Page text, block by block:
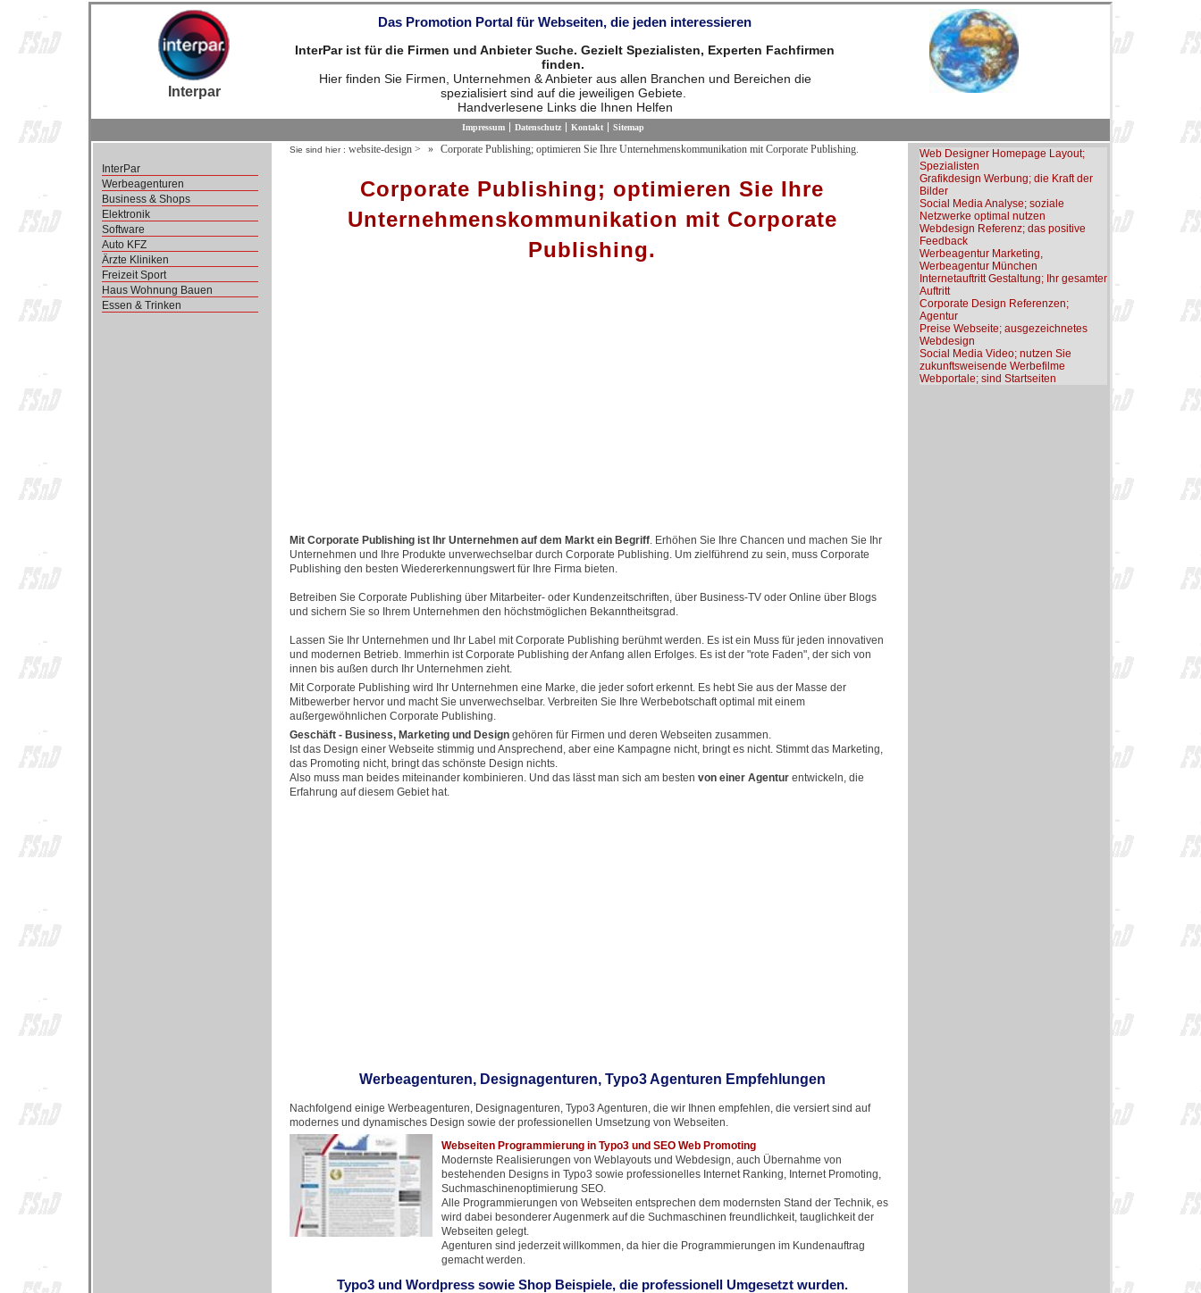
Interpar
Das Promotion Portal für Webseiten, die jeden interessieren
InterPar ist für die Firmen und Anbieter Suche. Gezielt Spezialisten, Experten Fachfirmen
finden.
Hier finden Sie Firmen, Unternehmen & Anbieter aus allen Branchen und Bereichen die
spezialisiert sind auf die jeweiligen Gebiete.
Handverlesene Links die Ihnen Helfen
Impressum Datenschutz Kontakt Sitemap
InterPar
Werbeagenturen
Business & Shops
Elektronik
Software
Auto KFZ
Ärzte Kliniken
Freizeit Sport
Haus Wohnung Bauen
Essen & Trinken
Sie sind hier : website-design > Corporate Publishing; optimieren Sie Ihre Unternehmenskommunikation mit Corporate Publishing.
Corporate Publishing; optimieren Sie Ihre
Unternehmenskommunikation mit Corporate
Publishing.
Mit Corporate Publishing ist Ihr Unternehmen auf dem Markt ein Begriff. Erhöhen Sie Ihre Chancen und machen Sie Ihr
Unternehmen und Ihre Produkte unverwechselbar durch Corporate Publishing. Um zielführend zu sein, muss Corporate
Publishing den besten Wiedererkennungswert für Ihre Firma bieten.
Betreiben Sie Corporate Publishing über Mitarbeiter- oder Kundenzeitschriften, über Business-TV oder Online über Blogs
und sichern Sie so Ihrem Unternehmen den höchstmöglichen Bekanntheitsgrad.
Lassen Sie Ihr Unternehmen und Ihr Label mit Corporate Publishing berühmt werden. Es ist ein Muss für jeden innovativen
und modernen Betrieb. Immerhin ist Corporate Publishing der Anfang allen Erfolges. Es ist der "rote Faden", der sich von
innen bis außen durch Ihr Unternehmen zieht.
Mit Corporate Publishing wird Ihr Unternehmen eine Marke, die jeder sofort erkennt. Es hebt Sie aus der Masse der
Mitbewerber hervor und macht Sie unverwechselbar. Verbreiten Sie Ihre Werbebotschaft optimal mit einem
außergewöhnlichen Corporate Publishing.
Geschäft - Business, Marketing und Design gehören für Firmen und deren Webseiten zusammen.
Ist das Design einer Webseite stimmig und Ansprechend, aber eine Kampagne nicht, bringt es nicht. Stimmt das Marketing,
das Promoting nicht, bringt das schönste Design nichts.
Also muss man beides miteinander kombinieren. Und das lässt man sich am besten von einer Agentur entwickeln, die
Erfahrung auf diesem Gebiet hat.
Werbeagenturen, Designagenturen, Typo3 Agenturen Empfehlungen
Nachfolgend einige Werbeagenturen, Designagenturen, Typo3 Agenturen, die wir Ihnen empfehlen, die versiert sind auf
modernes und dynamisches Design sowie der professionellen Umsetzung von Webseiten.
Webseiten Programmierung in Typo3 und SEO Web Promoting
Modernste Realisierungen von Weblayouts und Webdesign, auch Übernahme von
bestehenden Designs in Typo3 sowie professionelles Internet Ranking, Internet Promoting,
Suchmaschinenoptimierung SEO.
Alle Programmierungen von Webseiten entsprechen dem modernsten Stand der Technik, es
wird dabei besonderer Augenmerk auf die Suchmaschinen freundlichkeit, tauglichkeit der
Webseiten gelegt.
Agenturen sind jederzeit willkommen, da hier die Programmierungen im Kundenauftrag
gemacht werden.
Typo3 und Wordpress sowie Shop Beispiele, die professionell Umgesetzt wurden.
Web Designer Homepage Layout;
Spezialisten
Grafikdesign Werbung; die Kraft der
Bilder
Social Media Analyse; soziale
Netzwerke optimal nutzen
Webdesign Referenz; das positive
Feedback
Werbeagentur Marketing,
Werbeagentur München
Internetauftritt Gestaltung; Ihr gesamter
Auftritt
Corporate Design Referenzen;
Agentur
Preise Webseite; ausgezeichnetes
Webdesign
Social Media Video; nutzen Sie
zukunftsweisende Werbefilme
Webportale; sind Startseiten